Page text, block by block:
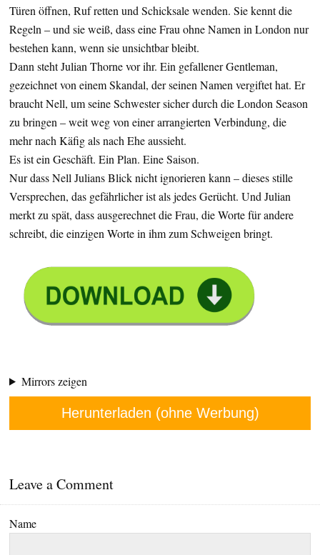
Türen öffnen, Ruf retten und Schicksale wenden. Sie kennt die
Regeln – und sie weiß, dass eine Frau ohne Namen in London nur
bestehen kann, wenn sie unsichtbar bleibt.
Dann steht Julian Thorne vor ihr. Ein gefallener Gentleman,
gezeichnet von einem Skandal, der seinen Namen vergiftet hat. Er
braucht Nell, um seine Schwester sicher durch die London Season
zu bringen – weit weg von einer arrangierten Verbindung, die
mehr nach Käfig als nach Ehe aussieht.
Es ist ein Geschäft. Ein Plan. Eine Saison.
Nur dass Nell Julians Blick nicht ignorieren kann – dieses stille
Versprechen, das gefährlicher ist als jedes Gerücht. Und Julian
merkt zu spät, dass ausgerechnet die Frau, die Worte für andere
schreibt, die einzigen Worte in ihm zum Schweigen bringt.
Mirrors zeigen
Herunterladen (ohne Werbung)
Leave a Comment
Name